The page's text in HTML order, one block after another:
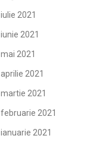
iulie 2021
iunie 2021
mai 2021
aprilie 2021
martie 2021
februarie 2021
ianuarie 2021